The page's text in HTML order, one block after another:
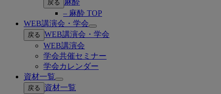
戻る
麻酔
– 麻酔 TOP
WEB講演会・学会
Open
submenu
戻る WEB講演会・学会
WEB講演会
学会共催セミナー
学会カレンダー
資材一覧
Open
submenu
戻る
資材一覧